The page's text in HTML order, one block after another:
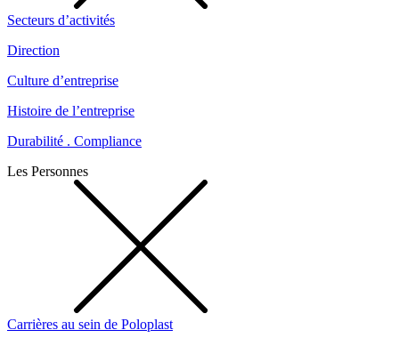
Secteurs d’activités
Direction
Culture d’entreprise
Histoire de l’entreprise
Durabilité . Compliance
Les Personnes
Carrières au sein de Poloplast